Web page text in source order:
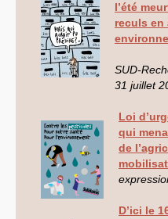
Orientations du syndicat
Union Syndicale
Solidaires
ADHÉSION ET CONTACTS
EXPRESSIONS SUD-RECH
Année 2024
Année 2023
Motions d’actualité du
congrès 2023 à Sète
Année 2022
Année 2021
Année 2020
l’été
reculs en
SUD-
31 juillet
Loi
qui
de
D’ici le